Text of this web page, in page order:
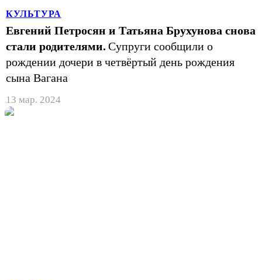
КУЛЬТУРА
Евгений Петросян и Татьяна Брухунова снова
стали родителями. Супруги сообщили о
рождении дочери в четвёртый день рождения
сына Вагана
13 мар. 2024